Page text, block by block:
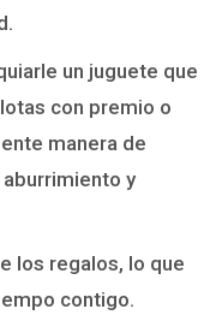
un juguete que
con premio o
manera de
y
los regalos, lo que
contigo.